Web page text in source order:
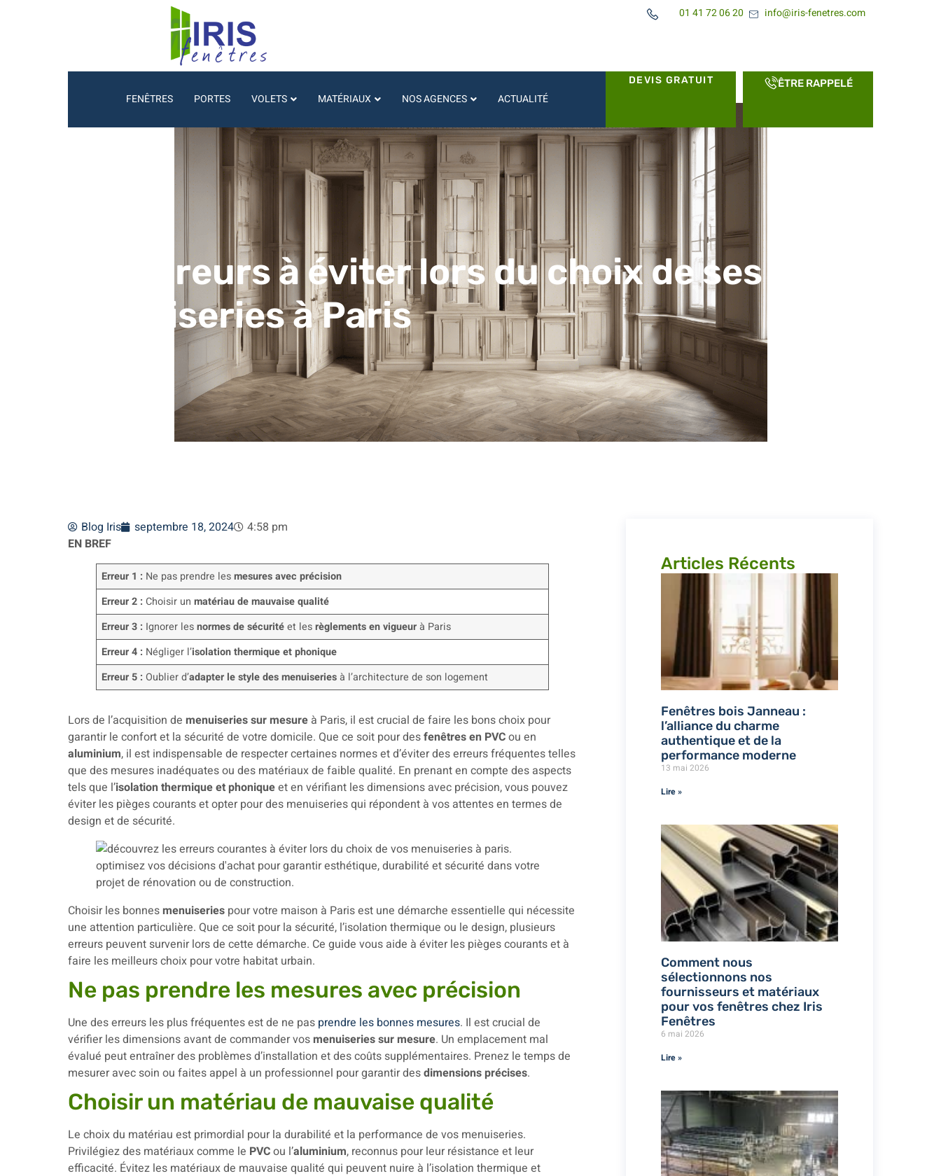
01 41 72 06 20 info@iris-fenetres.com
FENÊTRES PORTES VOLETS MATÉRIAUX NOS AGENCES ACTUALITÉ
DEVIS GRATUIT ÊTRE RAPPELÉ
Les erreurs à éviter lors du choix de ses
menuiseries à Paris
Blog Iris septembre 18, 2024
4:58 pm
EN BREF
Erreur 1 : Ne pas prendre lesmesures avec précision
Erreur 2 : Choisir unmatériau de mauvaise qualité
Erreur 3 : Ignorer lesnormes de sécuritéet lesrèglements en vigueurà Paris
Erreur 4 : Négliger l’isolation thermique et phonique
Erreur 5 : Oublier d’adapter le style des menuiseriesà l’architecture de son logement
Lors de l’acquisition de menuiseries sur mesure à Paris, il est crucial de faire les bons choix pour
garantir le confort et la sécurité de votre domicile. Que ce soit pour desfenêtres en PVCou en
aluminium, il est indispensable de respecter certaines normes et d’éviter des erreurs fréquentes telles
que des mesures inadéquates ou des matériaux de faible qualité. En prenant en compte des aspects
tels que l’isolation thermique et phoniqueet en vérifiant les dimensions avec précision, vous pouvez
éviter les pièges courants et opter pour des menuiseries qui répondent à vos attentes en termes de
design et de sécurité.
Choisir les bonnesmenuiseries pour votre maison à Paris est une démarche essentielle qui nécessite
une attention particulière. Que ce soit pour la sécurité, l’isolation thermique ou le design, plusieurs
erreurs peuvent survenir lors de cette démarche. Ce guide vous aide à éviter les pièges courants et à
faire les meilleurs choix pour votre habitat urbain.
Ne pas prendre les mesures avec précision
Une des erreurs les plus fréquentes est de ne pas prendre les bonnes mesures. Il est crucial de
vérifier les dimensions avant de commander vosmenuiseries sur mesure. Un emplacement mal
évalué peut entraîner des problèmes d’installation et des coûts supplémentaires. Prenez le temps de
mesurer avec soin ou faites appel à un professionnel pour garantir desdimensions précises.
Choisir un matériau de mauvaise qualité
Le choix du matériau est primordial pour la durabilité et la performance de vos menuiseries.
Privilégiez des matériaux comme le PVCou l’aluminium, reconnus pour leur résistance et leur
efficacité. Évitez les matériaux de mauvaise qualité qui peuvent nuire à l’isolation thermique et
Articles Récents
Fenêtres bois Janneau :
l’alliance du charme
authentique et de la
performance moderne
13 mai 2026
Lire »
Comment nous
sélectionnons nos
fournisseurs et matériaux
pour vos fenêtres chez Iris
Fenêtres
6 mai 2026
Lire »